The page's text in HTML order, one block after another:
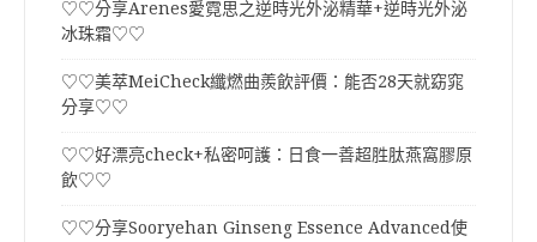
♡♡分享Arenes愛霓思之逆時光外泌精華+逆時光外泌
冰珠霜♡♡
♡♡美萃MeiCheck纖燃曲羨飲評價：能否28天就窈窕
分享♡♡
♡♡好漂亮check+私密呵護：日食一善超胜肽燕窩膠原
飲♡♡
♡♡分享Sooryehan Ginseng Essence Advanced使